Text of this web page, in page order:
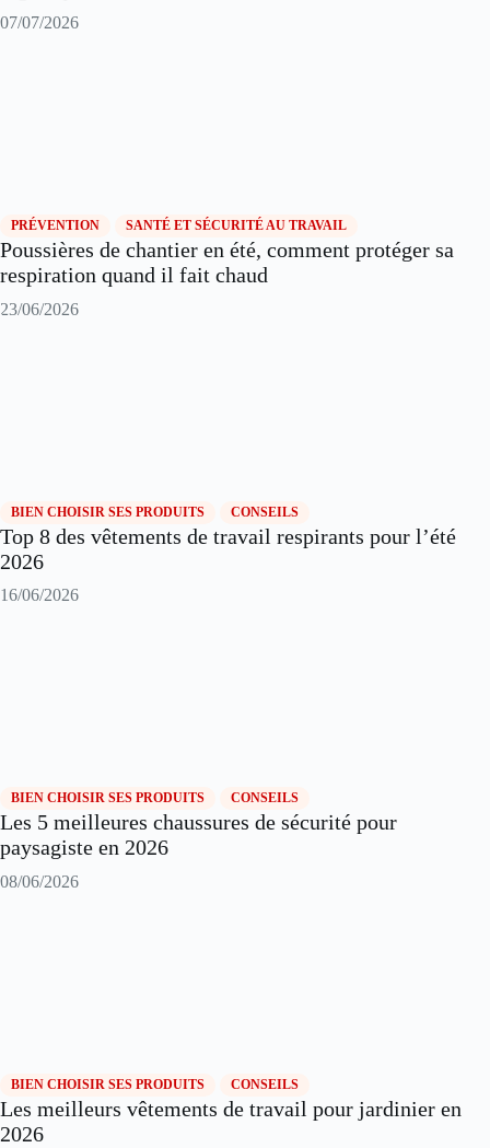
07/07/2026
PRÉVENTION SANTÉ ET SÉCURITÉ AU TRAVAIL
Poussières de chantier en été, comment protéger sa
respiration quand il fait chaud
23/06/2026
BIEN CHOISIR SES PRODUITS CONSEILS
Top 8 des vêtements de travail respirants pour l’été
2026
16/06/2026
BIEN CHOISIR SES PRODUITS CONSEILS
Les 5 meilleures chaussures de sécurité pour
paysagiste en 2026
08/06/2026
BIEN CHOISIR SES PRODUITS CONSEILS
Les meilleurs vêtements de travail pour jardinier en
2026